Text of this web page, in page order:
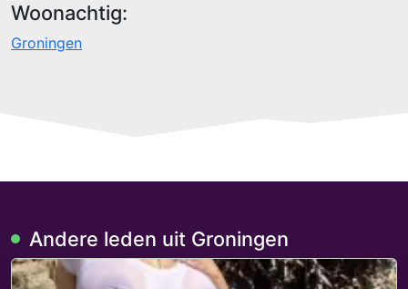
Woonachtig:
Groningen
Andere leden uit Groningen